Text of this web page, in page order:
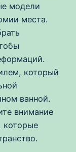
модели
места.
который
ванной.
внимание
которые